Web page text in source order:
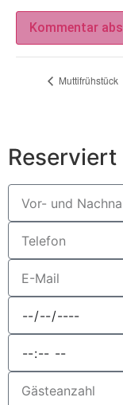
Muttifrühstück
Reserviert